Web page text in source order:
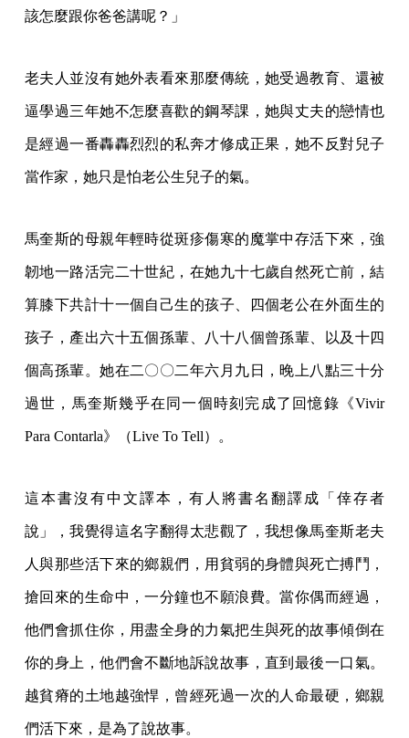
該怎麼跟你爸爸講呢？」
老夫人並沒有她外表看來那麼傳統，她受過教育、還被
逼學過三年她不怎麼喜歡的鋼琴課，她與丈夫的戀情也
是經過一番轟轟烈烈的私奔才修成正果，她不反對兒子
當作家，她只是怕老公生兒子的氣。
馬奎斯的母親年輕時從斑疹傷寒的魔掌中存活下來，強
韌地一路活完二十世紀，在她九十七歲自然死亡前，結
算膝下共計十一個自己生的孩子、四個老公在外面生的
孩子，產出六十五個孫輩、八十八個曾孫輩、以及十四
個高孫輩。她在二〇〇二年六月九日，晚上八點三十分
過世，馬奎斯幾乎在同一個時刻完成了回憶錄《Vivir
Para Contarla》（Live To Tell）。
這本書沒有中文譯本，有人將書名翻譯成「倖存者
說」，我覺得這名字翻得太悲觀了，我想像馬奎斯老夫
人與那些活下來的鄉親們，用貧弱的身體與死亡搏鬥，
搶回來的生命中，一分鐘也不願浪費。當你偶而經過，
他們會抓住你，用盡全身的力氣把生與死的故事傾倒在
你的身上，他們會不斷地訴說故事，直到最後一口氣。
越貧瘠的土地越強悍，曾經死過一次的人命最硬，鄉親
們活下來，是為了說故事。